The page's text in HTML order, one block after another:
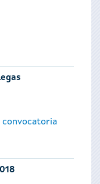
convocatoria